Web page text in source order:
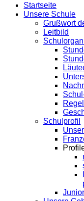
Startseite
Unsere Schule
Grußwort
Leitbild
Schulprofil